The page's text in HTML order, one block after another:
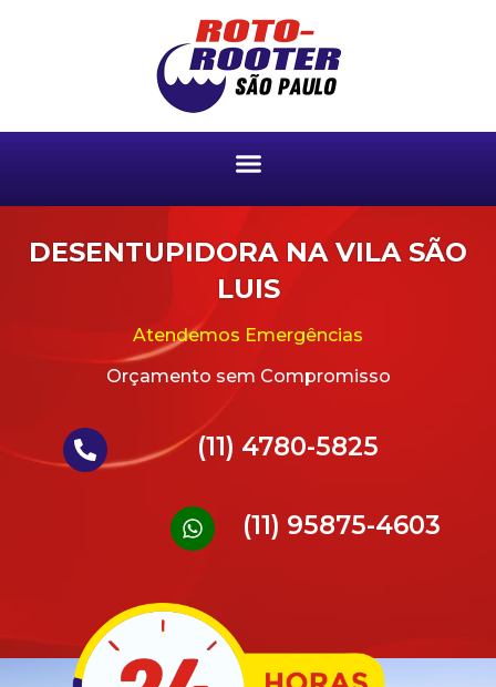
DESENTUPIDORA NA VILA SÃO
LUIS
Atendemos Emergências
Orçamento sem Compromisso
(11) 4780-5825
(11) 95875-4603